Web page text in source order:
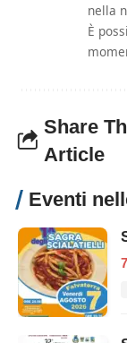
nella
È
Share
Article
Eventi